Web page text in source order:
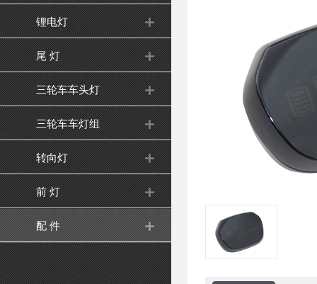
锂电灯
尾 灯
三轮车车头灯
三轮车车灯组
转向灯
前 灯
配 件